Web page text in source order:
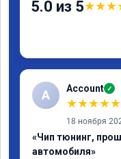
5.0 из 5★★★
A Account ✓
★★★★★
18 ноября
«Чип тюнинг,
автомобиля»